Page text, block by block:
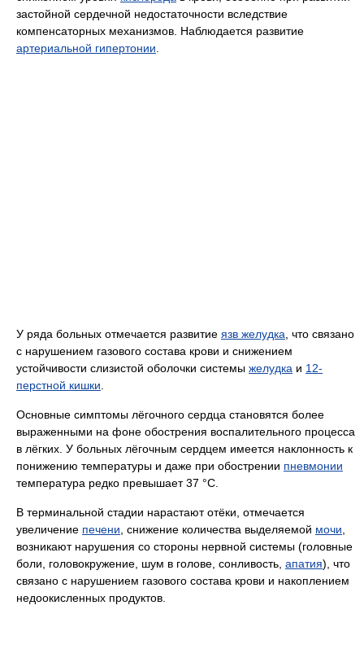
застойной сердечной недостаточности вследствие
компенсаторных механизмов. Наблюдается развитие
артериальной гипертонии
У ряда больных отмечается развитие язв желудка , что связано
с нарушением газового состава крови и снижением
устойчивости слизистой оболочки системы желудка и 12-
перстной кишки
Основные симптомы лёгочного сердца становятся более
выраженными на фоне обострения воспалительного процесса
в лёгких. У больных лёгочным сердцем имеется наклонность к
понижению температуры и даже при обострении пневмонии
температура редко превышает 37 °C.
В терминальной стадии нарастают отёки, отмечается
увеличение печени , снижение количества выделяемой мочи
возникают нарушения со стороны нервной системы (головные
боли, головокружение, шум в голове, сонливость, апатия), что
связано с нарушением газового состава крови и накоплением
недоокисленных продуктов.